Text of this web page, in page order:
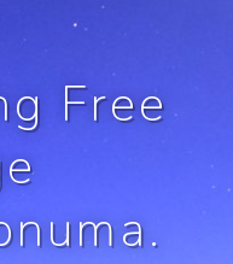
Free